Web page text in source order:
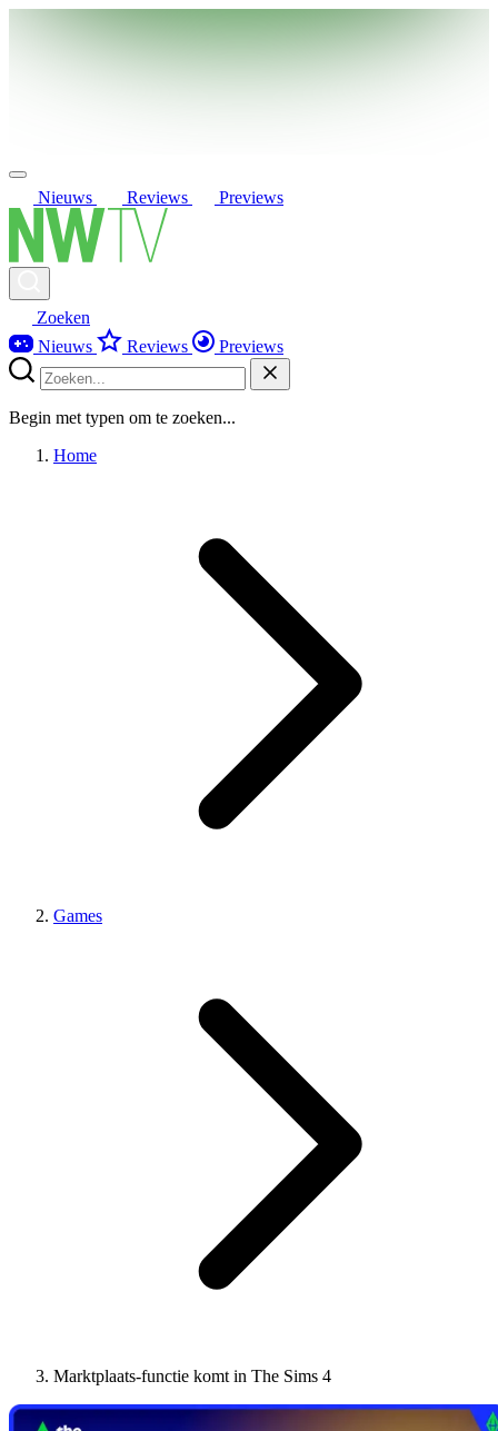
Nieuws Reviews Previews
Zoeken
Nieuws
Reviews Previews
Begin met typen om te zoeken...
Home
Games
Marktplaats-functie komt in The Sims 4